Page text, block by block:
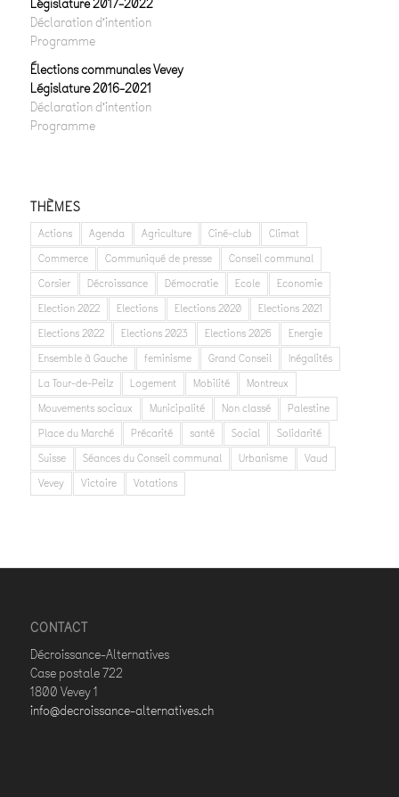
Législature 2017-2022
Déclaration d’intention
Programme
Élections communales Vevey
Législature 2016-2021
Déclaration d’intention
Programme
THÈMES
Actions Agenda Agriculture Ciné-club
Climat
Commerce
Communiqué de presse
Conseil communal
Corsier
Décroissance Démocratie Ecole
Economie
Election 2022
Elections Elections 2020
Elections 2021
Elections 2022
Elections 2023 Elections 2026
Energie
Ensemble à Gauche
feminisme Grand Conseil
Inégalités
La Tour-de-Peilz
Logement Mobilité
Montreux
Mouvements sociaux
Municipalité Non classé
Palestine
Place du Marché
Précarité santé Social
Solidarité
Suisse
Séances du Conseil communal Urbanisme
Vaud
Vevey
Victoire Votations
CONTACT
Décroissance-Alternatives
Case postale 722
1800 Vevey 1
info@decroissance-alternatives.ch